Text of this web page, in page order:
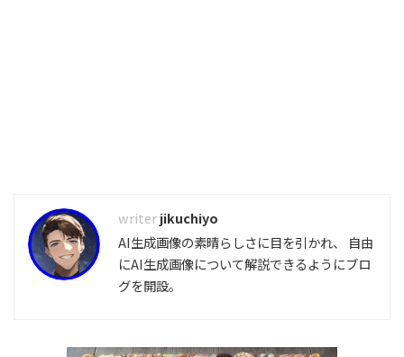
jikuchiyo
AI生成画像の素晴らしさに目を引かれ、 自由
にAI生成画像について解説できるようにブロ
グを開設。